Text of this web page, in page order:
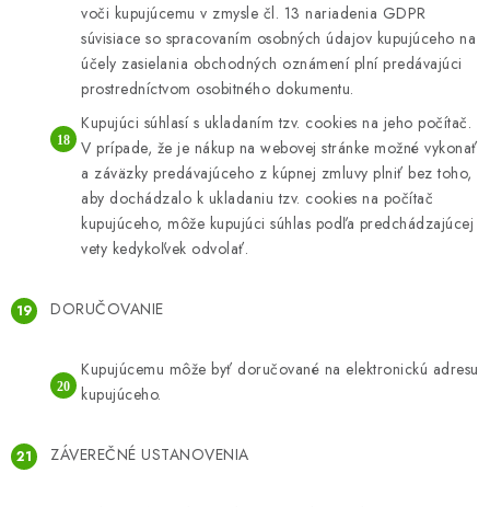
voči kupujúcemu v zmysle čl. 13 nariadenia GDPR
súvisiace so spracovaním osobných údajov kupujúceho na
účely zasielania obchodných oznámení plní predávajúci
prostredníctvom osobitného dokumentu.
Kupujúci súhlasí s ukladaním tzv. cookies na jeho počítač.
V prípade, že je nákup na webovej stránke možné vykonať
a záväzky predávajúceho z kúpnej zmluvy plniť bez toho,
aby dochádzalo k ukladaniu tzv. cookies na počítač
kupujúceho, môže kupujúci súhlas podľa predchádzajúcej
vety kedykoľvek odvolať.
DORUČOVANIE
Kupujúcemu môže byť doručované na elektronickú adresu
kupujúceho.
ZÁVEREČNÉ USTANOVENIA